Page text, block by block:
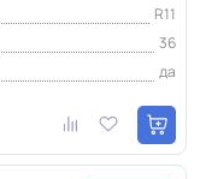
R11
36
да